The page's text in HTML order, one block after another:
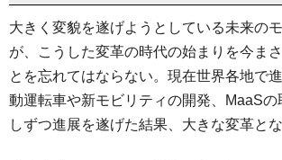
大きく変貌を遂げようとしている未来の
が、こうした変革の時代の始まりを今ま
とを忘れてはならない。現在世界各地で
動運転車や新モビリティの開発、MaaS
しずつ進展を遂げた結果、大きな変革とな